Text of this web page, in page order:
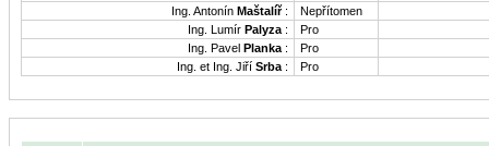
Ing. Antonín Maštalíř:
Nepřítomen
Ing. Lumír Palyza :
Pro
Ing. Pavel Planka :
Pro
Ing. et Ing. Jiří Srba : Pro